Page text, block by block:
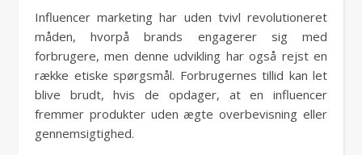
Influencer marketing har uden tvivl revolutioneret
måden, hvorpå brands engagerer sig med
forbrugere, men denne udvikling har også rejst en
række etiske spørgsmål. Forbrugernes tillid kan let
blive brudt, hvis de opdager, at en influencer
fremmer produkter uden ægte overbevisning eller
gennemsigtighed.